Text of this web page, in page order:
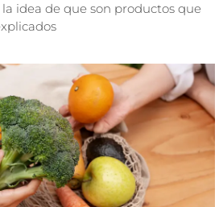
idea de que son productos que